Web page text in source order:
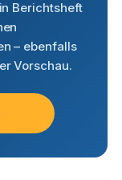
Berichtsheft
– ebenfalls
Vorschau.